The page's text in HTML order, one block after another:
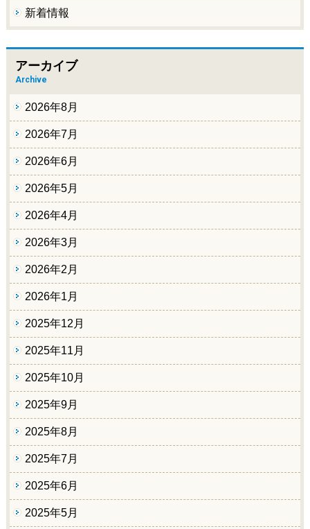
新着情報
アーカイブ
Archive
2026年8月
2026年7月
2026年6月
2026年5月
2026年4月
2026年3月
2026年2月
2026年1月
2025年12月
2025年11月
2025年10月
2025年9月
2025年8月
2025年7月
2025年6月
2025年5月